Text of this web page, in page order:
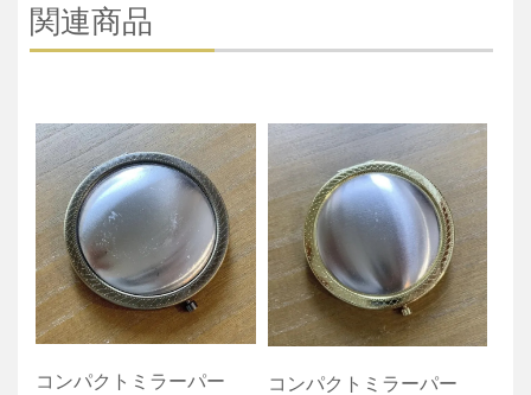
関連商品
コンパクトミラーパー
コンパクトミラーパー